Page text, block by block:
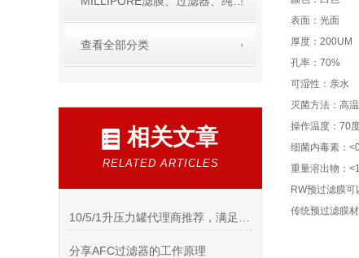
查看全部分类
相关文章
RELATED ARTICLES
分享AFC过滤器的工作原理
表面：光面
厚度：200UM
孔率：70%
可湿性：亲水
灭菌方法：高
操作温度：70
细菌内毒素：
重量溶出物：
RW预过滤膜
传统预过滤膜